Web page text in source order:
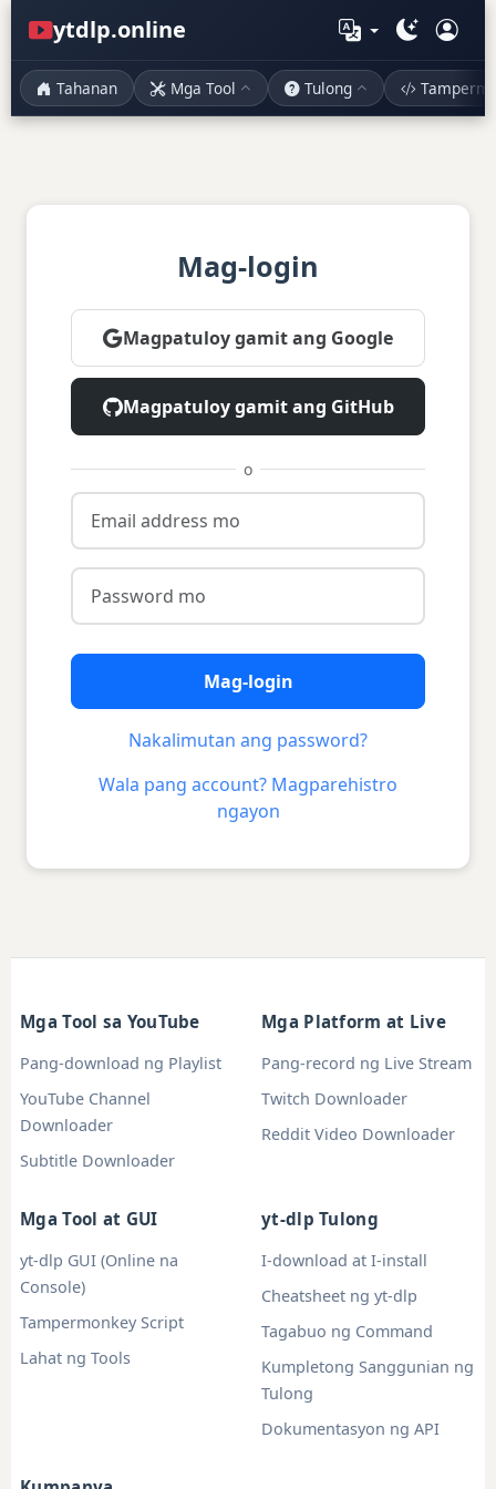
ytdlp.online
Tahanan Mga Tool Tulong
Mag-login
Magpatuloy gamit ang Google
Magpatuloy gamit ang GitHub
o
Mag-login
Nakalimutan ang password?
Wala pang account? Magparehistro
ngayon
Mga Tool sa YouTube
Pang-download ng Playlist
YouTube Channel
Downloader
Subtitle Downloader
Mga Platform at Live
Pang-record ng Live Stream
Twitch Downloader
Reddit Video Downloader
Mga Tool at GUI
yt-dlp GUI (Online na
Console)
Tampermonkey Script
Lahat ng Tools
yt-dlp Tulong
I-download at I-install
Cheatsheet ng yt-dlp
Tagabuo ng Command
Kumpletong Sanggunian ng
Tulong
Dokumentasyon ng API